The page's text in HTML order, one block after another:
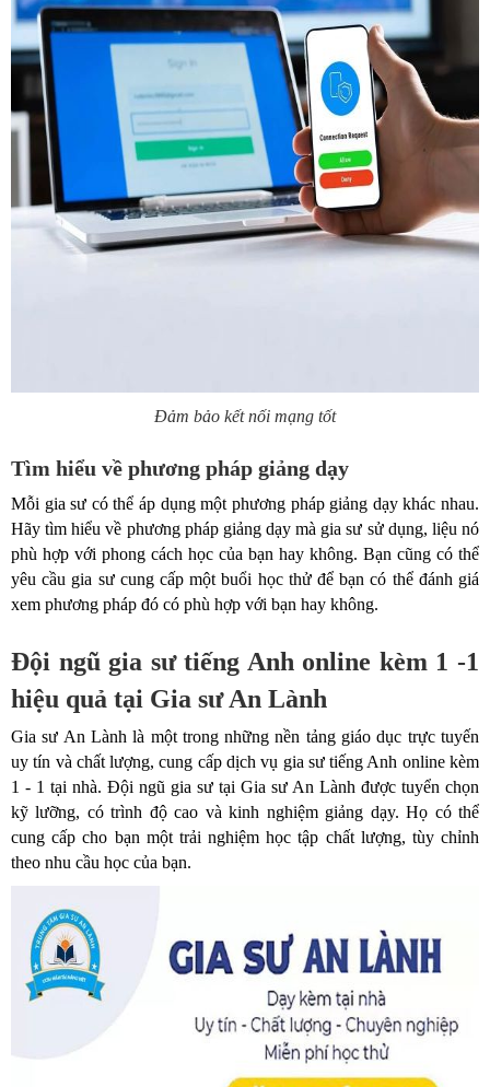
Đảm bảo kết nối mạng tốt
Tìm hiểu về phương pháp giảng dạy
Mỗi gia sư có thể áp dụng một phương pháp giảng dạy khác nhau.
Hãy tìm hiểu về phương pháp giảng dạy mà gia sư sử dụng, liệu nó
phù hợp với phong cách học của bạn hay không. Bạn cũng có thể
yêu cầu gia sư cung cấp một buổi học thử để bạn có thể đánh giá
xem phương pháp đó có phù hợp với bạn hay không.
Đội ngũ gia sư tiếng Anh online kèm 1 -1
hiệu quả tại Gia sư An Lành
Gia sư An Lành là một trong những nền tảng giáo dục trực tuyến
uy tín và chất lượng, cung cấp dịch vụ gia sư tiếng Anh online kèm
1 - 1 tại nhà. Đội ngũ gia sư tại Gia sư An Lành được tuyển chọn
kỹ lưỡng, có trình độ cao và kinh nghiệm giảng dạy. Họ có thể
cung cấp cho bạn một trải nghiệm học tập chất lượng, tùy chỉnh
theo nhu cầu học của bạn.